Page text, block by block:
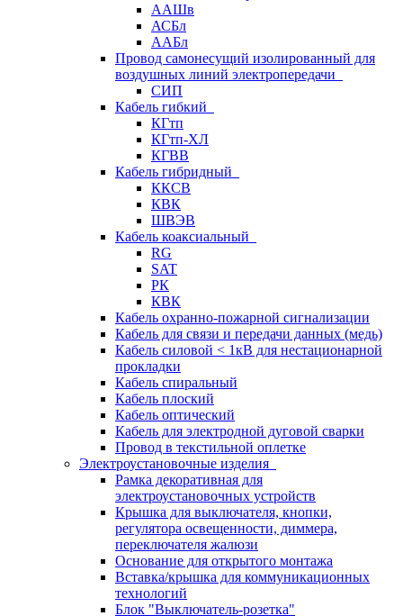
ААШв
АСБл
ААБл
Провод самонесущий изолированный для
воздушных линий электропередачи
СИП
Кабель гибкий
КГтп
КГтп-ХЛ
КГВВ
Кабель гибридный
ККСВ
КВК
ШВЭВ
Кабель коаксиальный
RG
SAT
РК
КВК
Кабель охранно-пожарной сигнализации
Кабель для связи и передачи данных (медь)
Кабель силовой < 1кВ для нестационарной
прокладки
Кабель спиральный
Кабель плоский
Кабель оптический
Кабель для электродной дуговой сварки
Провод в текстильной оплетке
Электроустановочные изделия
Рамка декоративная для
электроустановочных устройств
Крышка для выключателя, кнопки,
регулятора освещенности, диммера,
переключателя жалюзи
Основание для открытого монтажа
Вставка/крышка для коммуникационных
технологий
Блок "Выключатель-розетка"